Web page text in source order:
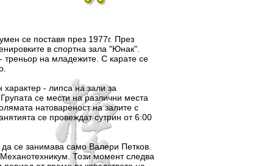
се поставя през 1977г. През
в спортна зала "Юнак".
треньор на младежите. С карате се
- липса на зали за
се мести на различни места
натовареност на залите с
се провеждат сутрин от 6:00
занимава само Валери Петков.
Този момент следва